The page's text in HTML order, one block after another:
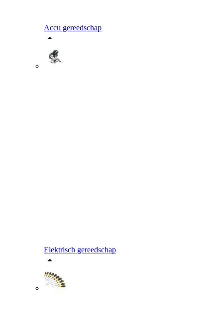
Accu gereedschap
Elektrisch gereedschap